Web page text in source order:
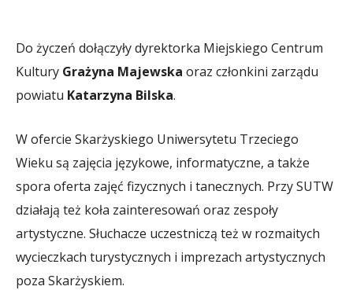
Do życzeń dołączyły dyrektorka Miejskiego Centrum
Kultury Grażyna Majewska oraz członkini zarządu
powiatu Katarzyna Bilska.
W ofercie Skarżyskiego Uniwersytetu Trzeciego
Wieku są zajęcia językowe, informatyczne, a także
spora oferta zajęć fizycznych i tanecznych. Przy SUTW
działają też koła zainteresowań oraz zespoły
artystyczne. Słuchacze uczestniczą też w rozmaitych
wycieczkach turystycznych i imprezach artystycznych
poza Skarżyskiem.